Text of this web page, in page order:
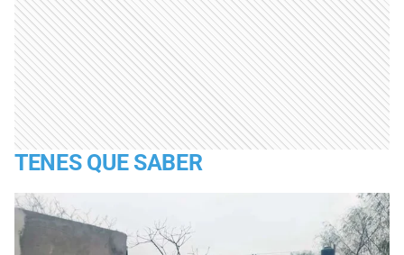
TENES QUE SABER